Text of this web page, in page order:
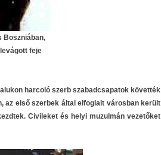
Boszniában,
feje
harcoló szerb szabadcsapatok követték
az első szerbek által elfoglalt városban került
Civileket és helyi muzulmán vezetőket